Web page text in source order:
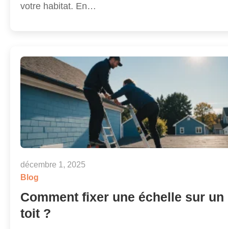
votre habitat. En…
décembre 1, 2025
Blog
Comment fixer une échelle sur un
toit ?